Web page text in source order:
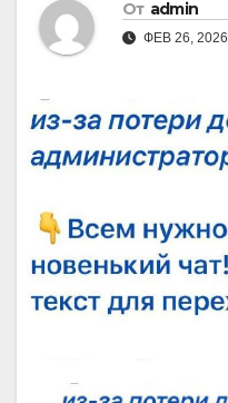
От admin
ФЕВ 26, 2026